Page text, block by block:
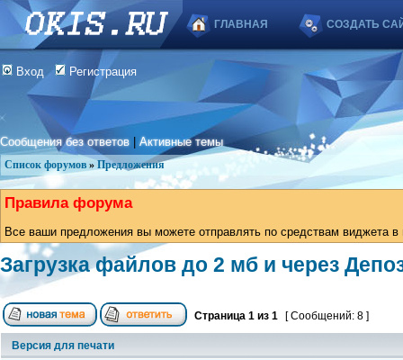
ГЛАВНАЯ СОЗДАТЬ
Вход Регистрация
Сообщения без ответов |Активные темы
Список форумов » Предложения
Правила форума
Все ваши предложения вы можете отправлять по средствам виджета
Загрузка файлов до 2 мб и через
Страница 1 из 1 [ Сообщений: 8 ]
Версия для печати